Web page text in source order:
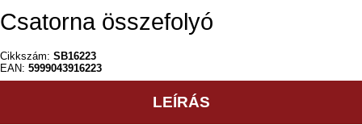
Csatorna összefolyó
Cikkszám: SB16223
EAN: 5999043916223
LEÍRÁS